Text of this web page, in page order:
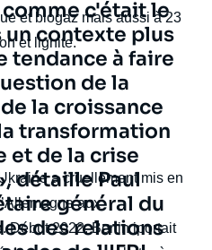
et biogaz mais aussi à 23
et lignite.
c'était le
un contexte plus
tendance à faire
de la
la croissance
transformation
et de la crise
détaille Paul
général du
des relations
a cruellement mis en
aux
Début 2022, Berlin iportait